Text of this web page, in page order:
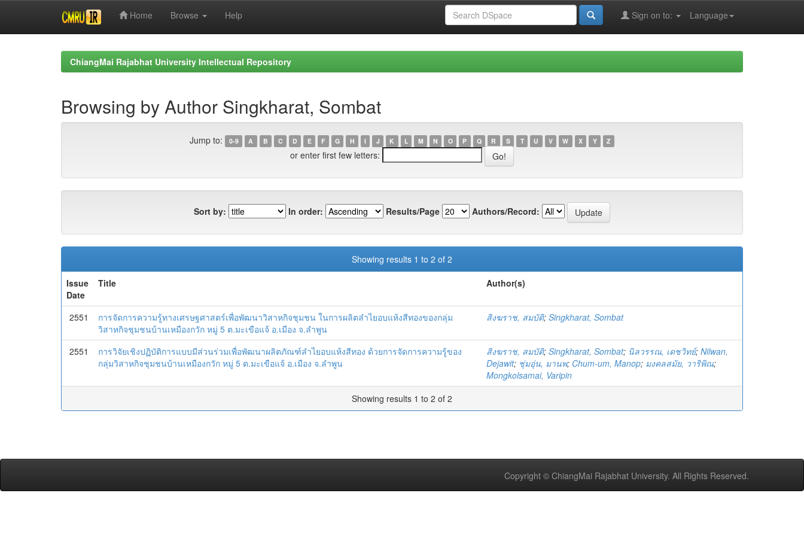
Home Browse Help Language
Sign on to:
ChiangMai Rajabhat University Intellectual Repository
Browsing by Author Singkharat, Sombat
Jump to: 0-9 A B C D E F G H I J K L M N O P Q R S T U V W X Y Z
or enter first few letters:
Sort by: In order: Results/Page Authors/Record:
Showing results 1 to 2 of 2
Issue
Date
Title Author(s)
2551
การจัดการความรู้ทางเศรษฐศาสตร์เพื่อพัฒนาวิสาหกิจชุมชน ในการผลิตลำไยอบแห้งสีทองของกลุ่ม
วิสาหกิจชุมชนบ้านเหมืองกวัก หมู่ 5 ต.มะเขือแจ้ อ.เมือง จ.ลำพูน
สิงฆราช, สมบัติ; Singkharat, Sombat
2551
การวิจัยเชิงปฏิบัติการแบบมีส่วนร่วมเพื่อพัฒนาผลิตภัณฑ์ลำไยอบแห้งสีทอง ด้วยการจัดการความรู้ของ
กลุ่มวิสาหกิจชุมชนบ้านเหมืองกวัก หมู่ 5 ต.มะเขือแจ้ อ.เมือง จ.ลำพูน
สิงฆราช, สมบัติ; Singkharat, Sombat; นิลวรรณ, เดชวิทย์; Nilwan,
Dejawit; ชุ่มอุ่น, มานพ; Chum-um, Manop; มงคลสมัย, วาริพิณ;
Mongkolsamai, Varipin
Showing results 1 to 2 of 2
Copyright © ChiangMai Rajabhat University. All Rights Reserved.